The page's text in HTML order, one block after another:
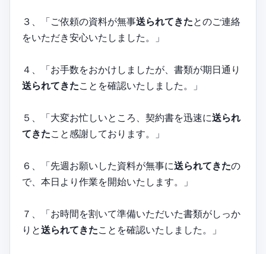
３、「ご依頼の資料が無事送られてきたとのご連絡
をいただき安心いたしました。」
４、「お手数をおかけしましたが、書類が期日通り
送られてきたことを確認いたしました。」
５、「大変お忙しいところ、契約書を迅速に送られ
てきたこと感謝しております。」
６、「先週お願いした資料が無事に送られてきたの
で、本日より作業を開始いたします。」
７、「お時間を割いて準備いただいた書類がしっか
りと送られてきたことを確認いたしました。」